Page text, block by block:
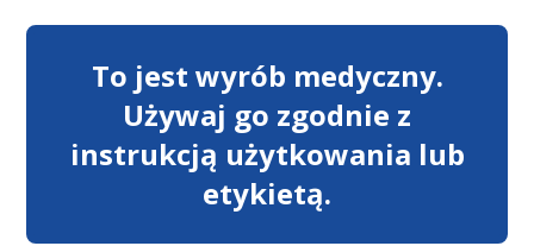
To jest wyrób medyczny.
Używaj go zgodnie z
instrukcją użytkowania lub
etykietą.